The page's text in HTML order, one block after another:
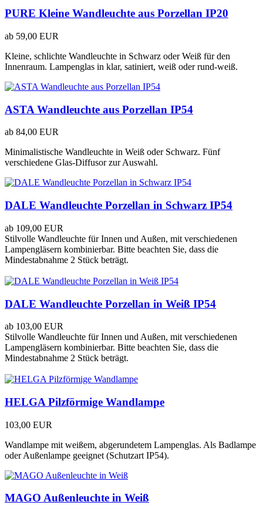
PURE Kleine Wandleuchte aus Porzellan IP20
ab 59,00 EUR
Kleine, schlichte Wandleuchte in Schwarz oder Weiß für den
Innenraum. Lampenglas in klar, satiniert, weiß oder rund-weiß.
ASTA Wandleuchte aus Porzellan IP54
ab 84,00 EUR
Minimalistische Wandleuchte in Weiß oder Schwarz. Fünf
verschiedene Glas-Diffusor zur Auswahl.
DALE Wandleuchte Porzellan in Schwarz IP54
ab 109,00 EUR
Stilvolle Wandleuchte für Innen und Außen, mit verschiedenen
Lampengläsern kombinierbar. Bitte beachten Sie, dass die
Mindestabnahme 2 Stück beträgt.
DALE Wandleuchte Porzellan in Weiß IP54
ab 103,00 EUR
Stilvolle Wandleuchte für Innen und Außen, mit verschiedenen
Lampengläsern kombinierbar. Bitte beachten Sie, dass die
Mindestabnahme 2 Stück beträgt.
HELGA Pilzförmige Wandlampe
103,00 EUR
Wandlampe mit weißem, abgerundetem Lampenglas. Als Badlampe
oder Außenlampe geeignet (Schutzart IP54).
MAGO Außenleuchte in Weiß